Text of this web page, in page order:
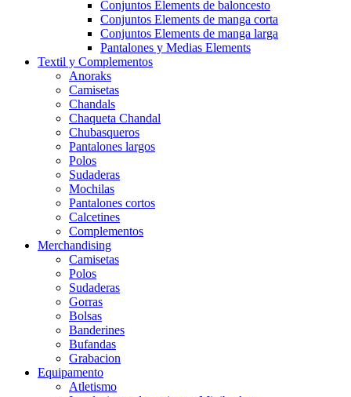
Conjuntos Elements de baloncesto
Conjuntos Elements de manga corta
Conjuntos Elements de manga larga
Pantalones y Medias Elements
Textil y Complementos
Anoraks
Camisetas
Chandals
Chaqueta Chandal
Chubasqueros
Pantalones largos
Polos
Sudaderas
Mochilas
Pantalones cortos
Calcetines
Complementos
Merchandising
Camisetas
Polos
Sudaderas
Gorras
Bolsas
Banderines
Bufandas
Grabacion
Equipamento
Atletismo